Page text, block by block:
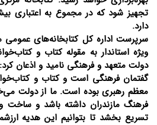
دارد.
سرپرست اداره کل کتابخانه‌های عمومی
ویژه استاندار به مقوله کتاب و
دولت متعهد و فرهنگی نامید و اذعان
گفتمان فرهنگی است و کتاب و
معظم رهبری بوده است. ما از دولت
فرهنگ مازندران داشته باشد و ساخت
تسریع بخشد تا بتوانیم این هدیه